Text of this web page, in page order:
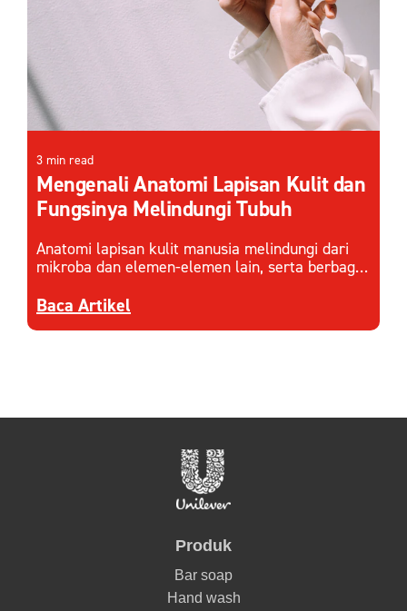
3 min read
Mengenali Anatomi Lapisan Kulit dan
Fungsinya Melindungi Tubuh
Anatomi lapisan kulit manusia melindungi dari
mikroba dan elemen-elemen lain, serta berbagai
dan menjaganya.
Discover more about Mengenali Anatomi
Baca Artikel
Produk
Bar soap
Hand wash